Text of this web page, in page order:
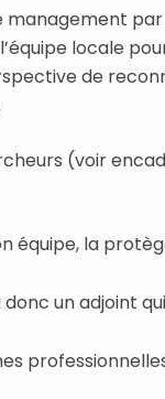
management
locale
de
(voir
équipe, la
un adjoint